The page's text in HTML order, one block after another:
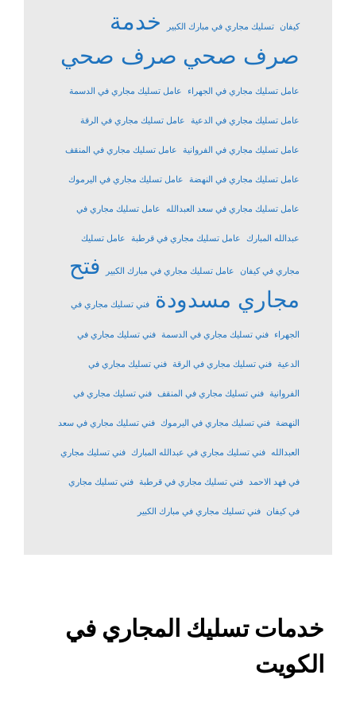
كيفان تسليك مجاري في مبارك الكبير
خدمة
صرف صحي صرف صحي
عامل تسليك مجاري في الجهراء عامل تسليك مجاري في الدسمة
عامل تسليك مجاري في الدعية عامل تسليك مجاري في الرقة
عامل تسليك مجاري في الفروانية عامل تسليك مجاري في المنقف
عامل تسليك مجاري في النهضة عامل تسليك مجاري في اليرموك
عامل تسليك مجاري في سعد العبدالله عامل تسليك مجاري في
عبدالله المبارك عامل تسليك مجاري في قرطبة عامل تسليك
مجاري في كيفان عامل تسليك مجاري في مبارك الكبير
فتح
مجاري مسدودة
فني تسليك مجاري في
الجهراء فني تسليك مجاري في الدسمة فني تسليك مجاري في
الدعية فني تسليك مجاري في الرقة فني تسليك مجاري في
الفروانية فني تسليك مجاري في المنقف فني تسليك مجاري في
النهضة فني تسليك مجاري في اليرموك فني تسليك مجاري في سعد
العبدالله فني تسليك مجاري في عبدالله المبارك فني تسليك مجاري
في فهد الاحمد فني تسليك مجاري في قرطبة فني تسليك مجاري
في كيفان فني تسليك مجاري في مبارك الكبير
خدمات تسليك المجاري في
الكويت